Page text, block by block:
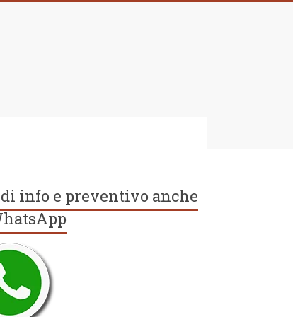
info e preventivo anche